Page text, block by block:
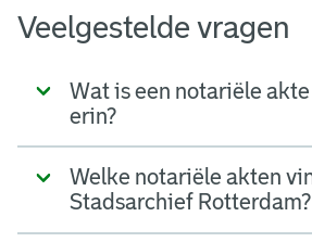
Veelgestelde vragen
Wat is een notariële
erin?
Welke notariële akten
Stadsarchief Rotterdam?